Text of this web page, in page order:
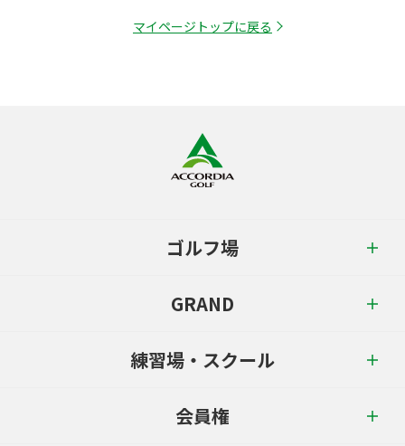
マイページトップに戻る
ゴルフ場
GRAND
練習場・スクール
会員権